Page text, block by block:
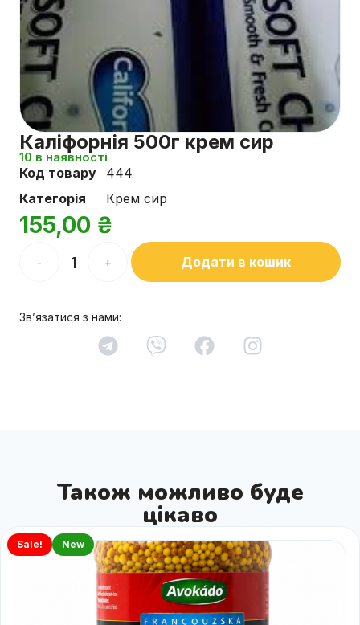
Каліфорнія 500г крем сир
10 в наявності
Код товару
444
Категорія
Крем сир
155,00 ₴
- + Додати в кошик
Зв’язатися з нами:
Також можливо буде
цікаво
Sale! New